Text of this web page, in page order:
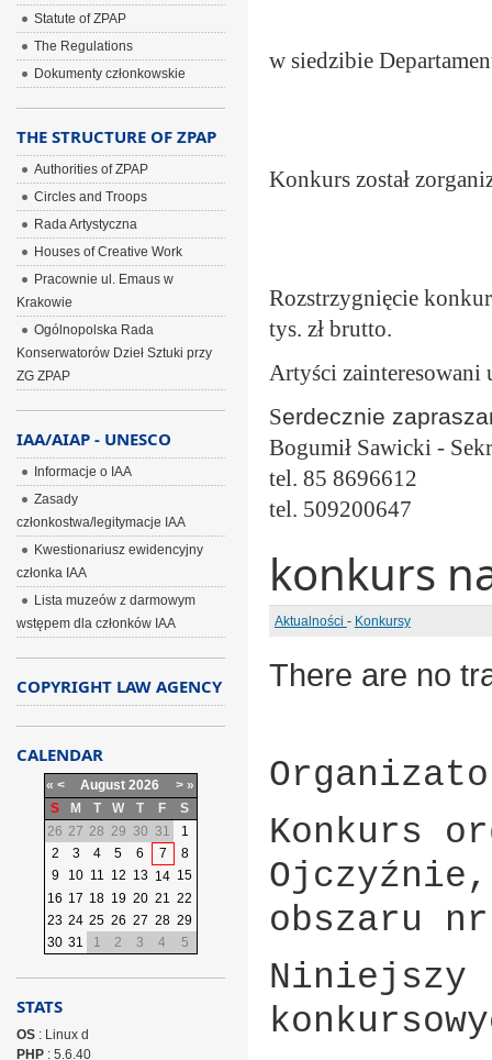
w siedzibie
Konkurs został
Rozstrzygnięcie
tys. zł brutto.
Artyści zainteresowani
Serdecznie
Bogumił Sawicki -
tel. 85 8696612
tel. 509200647
konkurs
Aktualności - Konkursy
There are no
Konkurs
obszaru
Niniejszy
Statute of ZPAP
The Regulations
Dokumenty członkowskie
THE STRUCTURE OF ZPAP
Authorities of ZPAP
Circles and Troops
Rada Artystyczna
Houses of Creative Work
Pracownie ul. Emaus w
Krakowie
Ogólnopolska Rada
Konserwatorów Dzieł Sztuki przy
ZG ZPAP
IAA/AIAP - UNESCO
Informacje o IAA
Zasady
członkostwa/legitymacje IAA
Kwestionariusz ewidencyjny
członka IAA
Lista muzeów z darmowym
wstępem dla członków IAA
COPYRIGHT LAW AGENCY
CALENDAR
« < August 2026 > »
S
M T W T F
S
26 27 28 29 30 31
1
2
3 4 5 6 7
8
9
10 11 12 13 14 15
16 17 18 19 20 21 22
23 24 25 26 27 28 29
30 31 1 2 3 4 5
STATS
OS: Linux d
PHP: 5.6.40